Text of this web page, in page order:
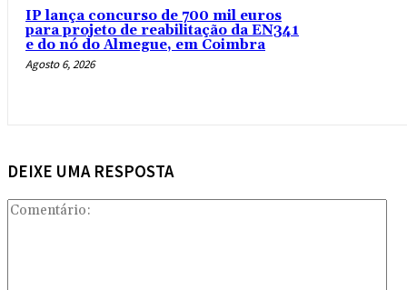
IP lança concurso de 700 mil euros
para projeto de reabilitação da EN341
e do nó do Almegue, em Coimbra
Agosto 6, 2026
DEIXE UMA RESPOSTA